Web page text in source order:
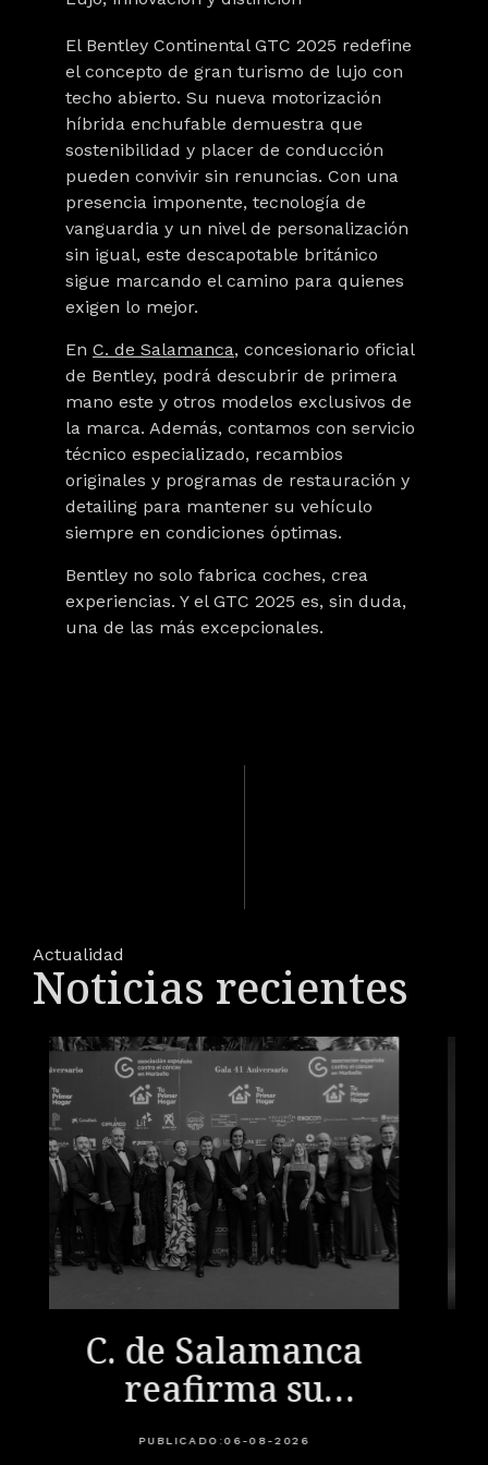
El Bentley Continental GTC 2025 redefine
el concepto de gran turismo de lujo con
techo abierto. Su nueva motorización
híbrida enchufable demuestra que
sostenibilidad y placer de conducción
pueden convivir sin renuncias. Con una
presencia imponente, tecnología de
vanguardia y un nivel de personalización
sin igual, este descapotable británico
sigue marcando el camino para quienes
exigen lo mejor.
En C. de Salamanca, concesionario oficial
de Bentley, podrá descubrir de primera
mano este y otros modelos exclusivos de
la marca. Además, contamos con servicio
técnico especializado, recambios
originales y programas de restauración y
detailing para mantener su vehículo
siempre en condiciones óptimas.
Bentley no solo fabrica coches, crea
experiencias. Y el GTC 2025 es, sin duda,
una de las más excepcionales.
Actualidad
Noticias recientes
C. de Salamanca
reafirma su
compromiso
PUBLICADO:06-08-2026